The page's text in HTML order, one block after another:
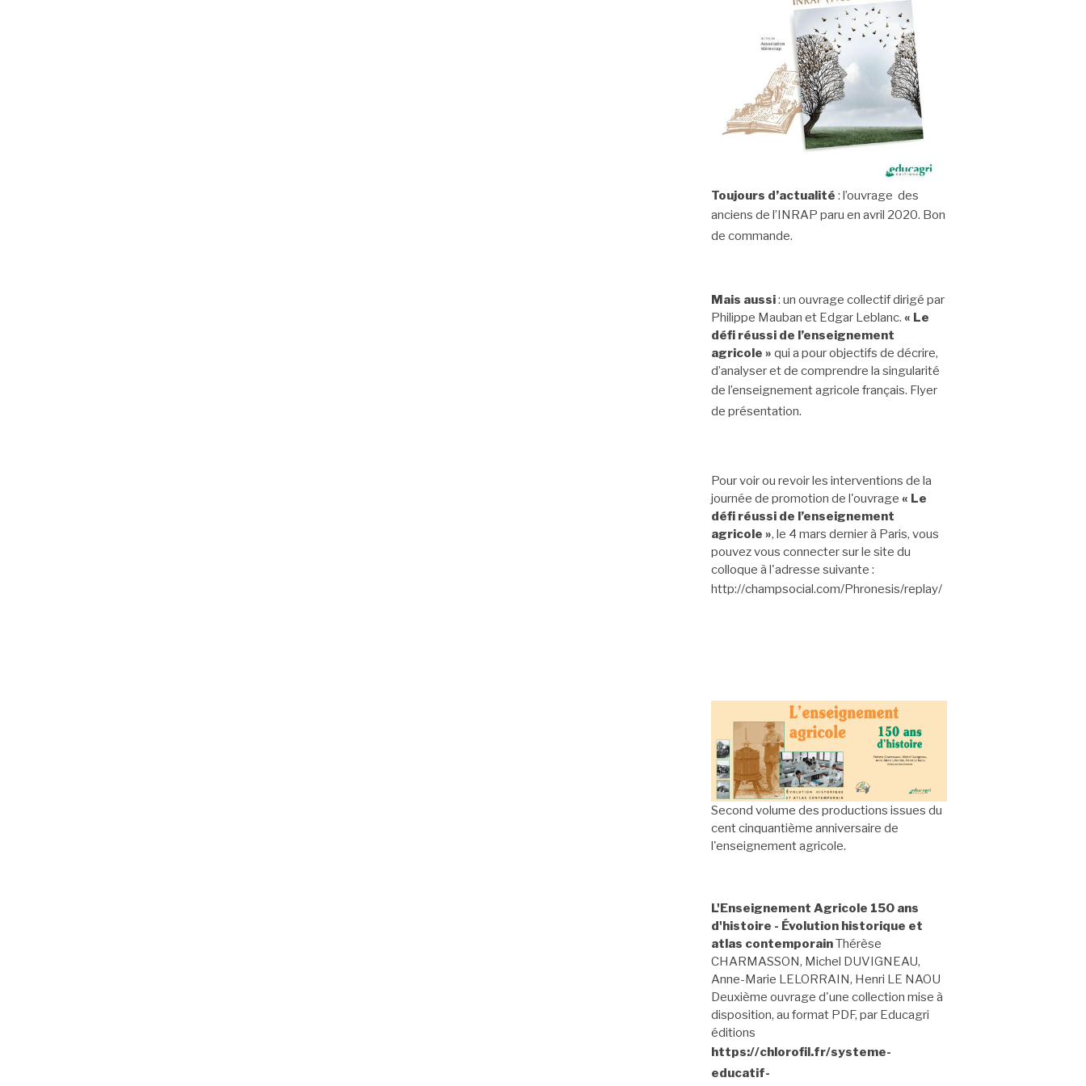
Toujours d’actualité : l’ouvrage des
anciens de l’INRAP paru en avril 2020. Bon
de commande.
Mais aussi: un ouvrage collectif dirigé par
Philippe Mauban et Edgar Leblanc. « Le
défi réussi de l’enseignement
agricole » qui a pour objectifs de décrire,
d’analyser et de comprendre la singularité
de l’enseignement agricole français. Flyer
de présentation.
Pour voir ou revoir les interventions de la
journée de promotion de l'ouvrage « Le
défi réussi de l’enseignement
agricole », le 4 mars dernier à Paris, vous
pouvez vous connecter sur le site du
colloque à l'adresse suivante :
http://champsocial.com/Phronesis/replay/
Second volume des productions issues du
cent cinquantième anniversaire de
l'enseignement agricole.
L'Enseignement Agricole 150 ans
d'histoire - Évolution historique et
atlas contemporainThérèse
CHARMASSON, Michel DUVIGNEAU,
Anne-Marie LELORRAIN, Henri LE NAOU
Deuxième ouvrage d'une collection mise à
disposition, au format PDF, par Educagri
éditions
https://chlorofil.fr/systeme-
educatif-